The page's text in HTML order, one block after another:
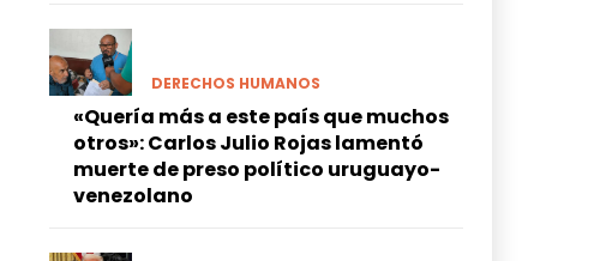
DERECHOS HUMANOS
«Quería más a este país que muchos
otros»: Carlos Julio Rojas lamentó
muerte de preso político uruguayo-
venezolano